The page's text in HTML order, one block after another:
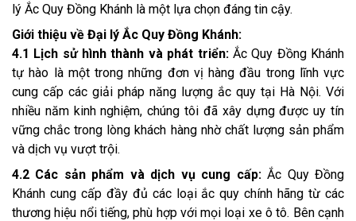
lý Ắc Quy Đồng Khánh là một lựa chọn đáng tin cậy.
Giới thiệu về Đại lý Ắc Quy Đồng Khánh:
4.1 Lịch sử hình thành và phát triển: Ắc Quy Đồng Khánh
tự hào là một trong những đơn vị hàng đầu trong lĩnh vực
cung cấp các giải pháp năng lượng ắc quy tại Hà Nội. Với
nhiều năm kinh nghiệm, chúng tôi đã xây dựng được uy tín
vững chắc trong lòng khách hàng nhờ chất lượng sản phẩm
và dịch vụ vượt trội.
4.2 Các sản phẩm và dịch vụ cung cấp:Ắc Quy Đồng
Khánh cung cấp đầy đủ các loại ắc quy chính hãng từ các
thương hiệu nổi tiếng, phù hợp với mọi loại xe ô tô. Bên cạnh